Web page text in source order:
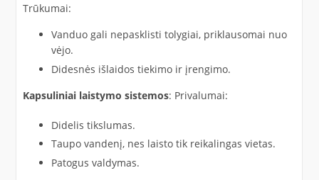
Trūkumai:
Vanduo gali nepasklisti tolygiai, priklausomai nuo
vėjo.
Didesnės išlaidos tiekimo ir įrengimo.
Kapsuliniai laistymo sistemos: Privalumai:
Didelis tikslumas.
Taupo vandenį, nes laisto tik reikalingas vietas.
Patogus valdymas.